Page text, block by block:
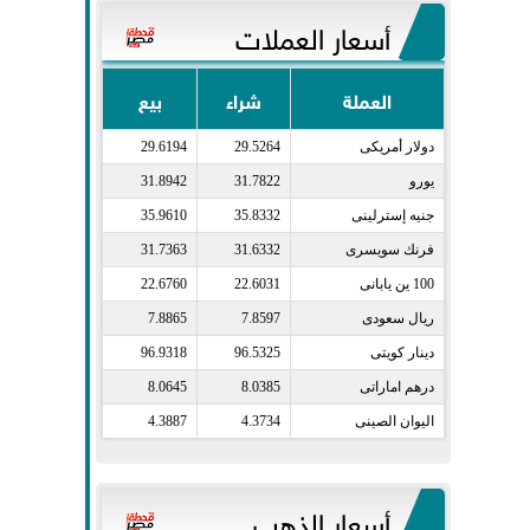
أسعار العملات
العملة شراء بيع
دولار أمريكى​ 29.5264
29.6194
يورو​ 31.7822
31.8942
جنيه إسترلينى​ 35.8332
35.9610
فرنك سويسرى​ 31.6332
31.7363
100 ين يابانى​ 22.6031
22.6760
ريال سعودى​ 7.8597
7.8865
دينار كويتى​ 96.5325
96.9318
درهم اماراتى​ 8.0385
8.0645
اليوان الصينى​ 4.3734
4.3887
أسعار الذهب